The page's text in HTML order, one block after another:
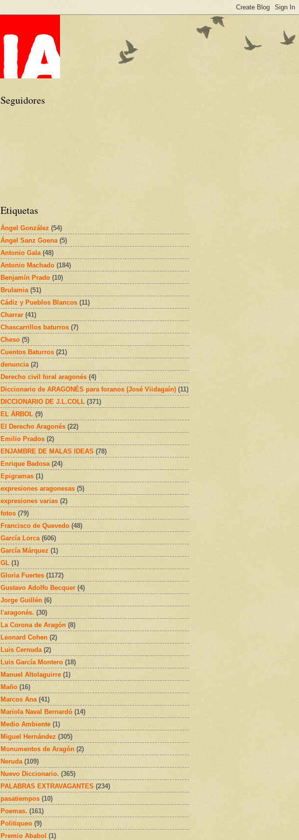
Seguidores
Etiquetas
Ángel González (54)
Ángel Sanz Goena (5)
Antonio Gala (48)
Antonio Machado (184)
Benjamín Prado (10)
Brulamia (51)
Cádiz y Pueblos Blancos (11)
Charrar (41)
Chascarrillos baturros (7)
Cheso (5)
Cuentos Baturros (21)
denuncia (2)
Derecho civil foral aragonés (4)
Diccionario de ARAGONÉS para foranos (José Viidagaín) (11)
DICCIONARIO DE J.L.COLL (371)
EL ÁRBOL (9)
El Derecho Aragonés (22)
Emilio Prados (2)
ENJAMBRE DE MALAS IDEAS (78)
Enrique Badosa (24)
Epigramas (1)
expresiones aragonesas (5)
expresiones varias (2)
fotos (79)
Francisco de Quevedo (48)
García Lorca (606)
García Márquez (1)
GL (1)
Gloria Fuertes (1172)
Gustavo Adolfo Becquer (4)
Jorge Guillén (6)
l'aragonés. (30)
La Corona de Aragón (8)
Leonard Cohen (2)
Luis Cernuda (2)
Luis García Montero (18)
Manuel Altolaguirre (1)
Maño (16)
Marcos Ana (41)
Mariola Naval Bernardó (14)
Medio Ambiente (1)
Miguel Hernández (305)
Monumentos de Aragón (2)
Neruda (109)
Nuevo Diccionario. (365)
PALABRAS EXTRAVAGANTES (234)
pasatiempos (10)
Poemas. (161)
Politiqueo (9)
Premio Ababol (1)